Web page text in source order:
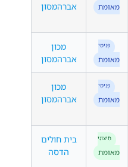
מאומת
אברהמסון
פְּנִימִי
מאומת
מכון
אברהמסון
פְּנִימִי
מאומת
מכון
אברהמסון
חִיצוֹנִי
מאומת
בית חולים
הדסה